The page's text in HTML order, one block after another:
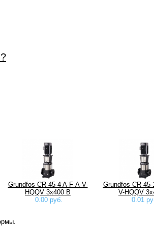
Grundfos CR 45-4 A-F-A-V-
HQQV 3х400 В
0.00 руб.
Grundfos CR 45-
V-HQQV
0.01